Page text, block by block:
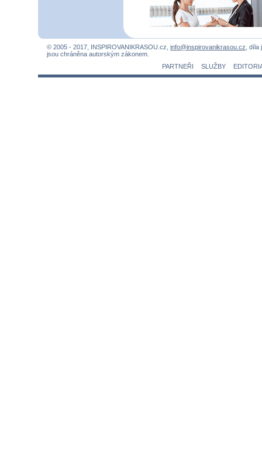
© 2005 - 2017, INSPIROVANIKRASOU.cz, info@inspirovanikrasou.cz ,
jsou chráněna autorským zákonem.
PARTNEŘI
SLUŽBY